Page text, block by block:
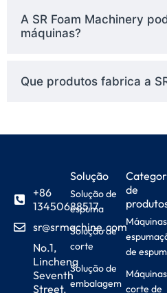
A SR Foam Machinery
máquinas?
Que produtos fabrica a
+86
13450688517
sr@srmachine.com
No.1,
Lincheng
Seventh
Street,
Solução
Solução de
espuma
Solução de
corte
Solução de
embalagem
de
de
corte de